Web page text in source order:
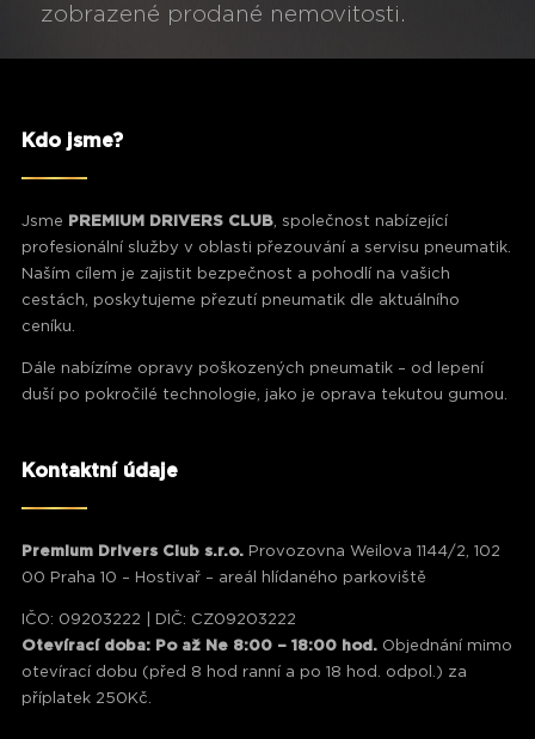
zobrazené prodané nemovitosti.
Kdo jsme?
Jsme PREMIUM DRIVERS CLUB, společnost nabízející
profesionální služby v oblasti přezouvání a servisu pneumatik.
Naším cílem je zajistit bezpečnost a pohodlí na vašich
cestách, poskytujeme přezutí pneumatik dle aktuálního
ceníku.
Dále nabízíme opravy poškozených pneumatik – od lepení
duší po pokročilé technologie, jako je oprava tekutou gumou.
Kontaktní údaje
Premium Drivers Club s.r.o. Provozovna Weilova 1144/2, 102
00 Praha 10 – Hostivař – areál hlídaného parkoviště
IČO: 09203222 | DIČ: CZ09203222
Otevírací doba: Po až Ne 8:00 – 18:00 hod. Objednání mimo
otevírací dobu (před 8 hod ranní a po 18 hod. odpol.) za
příplatek 250Kč.